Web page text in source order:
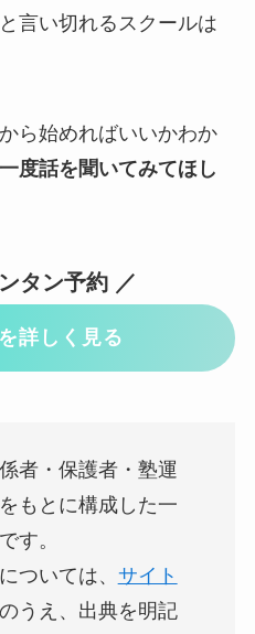
言い切れるスクールは
ら始めればいいかわか
一度話を聞いてみてほし
タン予約 ／
詳しく見る
者・保護者・塾運
もとに構成した一
す。
ついては、 サイト
うえ、出典を明記